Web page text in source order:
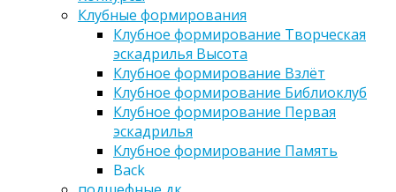
Клубные формирования
Клубное формирование Творческая
эскадрилья Высота
Клубное формирование Взлёт
Клубное формирование Библиоклуб
Клубное формирование Первая
эскадрилья
Клубное формирование Память
Back